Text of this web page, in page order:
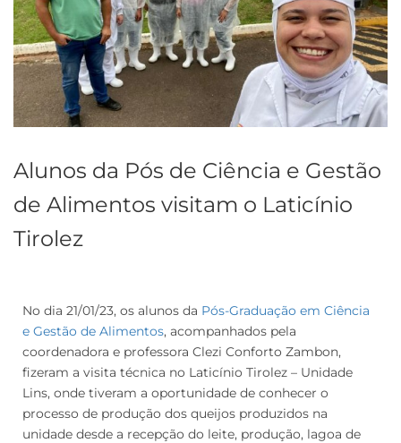
Alunos da Pós de Ciência e Gestão
de Alimentos visitam o Laticínio
Tirolez
No dia 21/01/23, os alunos da Pós-Graduação em Ciência
e Gestão de Alimentos, acompanhados pela
coordenadora e professora Clezi Conforto Zambon,
fizeram a visita técnica no Laticínio Tirolez – Unidade
Lins, onde tiveram a oportunidade de conhecer o
processo de produção dos queijos produzidos na
unidade desde a recepção do leite, produção, lagoa de